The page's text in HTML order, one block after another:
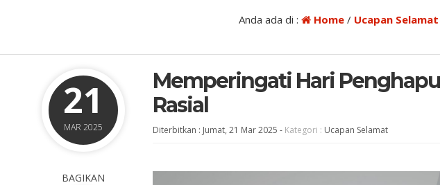
Anda ada di : Home/ Ucapan Selamat
21
MAR 2025
Memperingati Hari
Rasial
Diterbitkan : Jumat, 21 Mar 2025 - Kategori : Ucapan Selamat
BAGIKAN